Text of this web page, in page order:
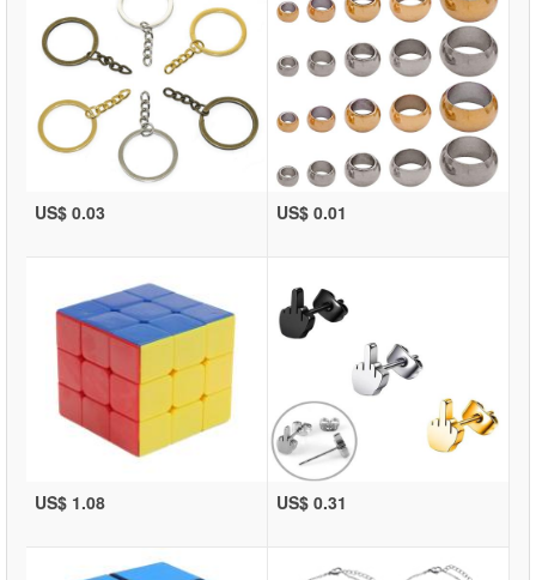
US$ 0.03 US$ 0.01
US$ 1.08 US$ 0.31